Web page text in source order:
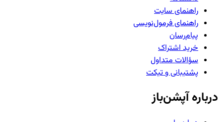
راهنمای سایت
راهنمای فرمول‌نویسی
پیام‌رسان
خرید اشتراک
سؤالات متداول
پشتیبانی و تیکت
درباره آپشن‌باز